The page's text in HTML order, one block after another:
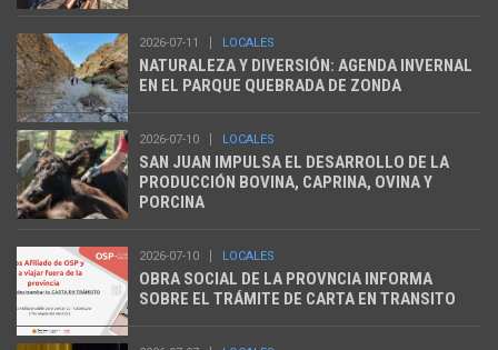
2026-07-11 LOCALES
NATURALEZA Y DIVERSIÓN: AGENDA INVERNAL
EN EL PARQUE QUEBRADA DE ZONDA
2026-07-10 LOCALES
SAN JUAN IMPULSA EL DESARROLLO DE LA
PRODUCCIÓN BOVINA, CAPRINA, OVINA Y
PORCINA
2026-07-10 LOCALES
OBRA SOCIAL DE LA PROVNCIA INFORMA
SOBRE EL TRÁMITE DE CARTA EN TRANSITO